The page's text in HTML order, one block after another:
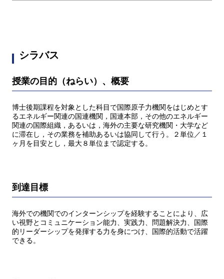
シラバス
授業の目的（ねらい）、概要
博士後期課程を対象とした科目で国際原子力機関をはじめとす
るエネルギー関連の国連機関，国連本部，その他のエネルギー
関連の国際組織，あるいは，海外の主要な研究機関・大学など
に滞在し，その業務を補助あるいは協同して行う。２単位／１
ヶ月を目安とし，最大８単位まで認定する。
到達目標
海外での機関でのインターンシップを経験することにより、広
い視野とコミュニケーション能力、実践力、問題解決力、国際
的リーダーシップを発揮する力を身につけ、国際的活動で活躍
できる。